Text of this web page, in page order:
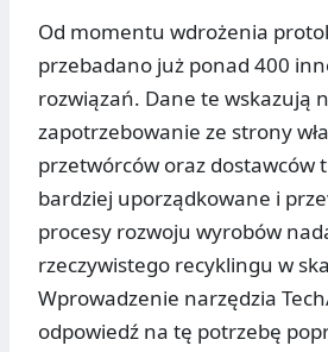
Od momentu wdrożenia
przebadano już ponad 400
rozwiązań. Dane te wskazują
zapotrzebowanie ze strony
przetwórców oraz dostawców
bardziej uporządkowane i
procesy rozwoju wyrobów
rzeczywistego recyklingu w
Wprowadzenie narzędzia
odpowiedź na tę potrzebę